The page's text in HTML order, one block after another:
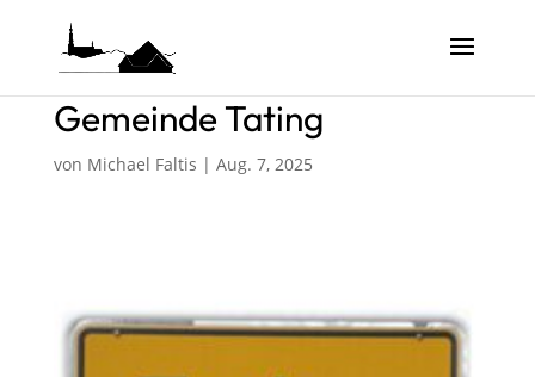
Gemeinde Tating
von Michael Faltis | Aug. 7, 2025